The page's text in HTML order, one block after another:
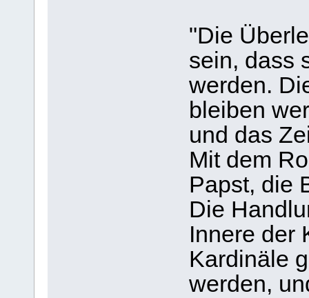
"Die
sein, dass
werden.
bleiben
und das
Mit dem
Papst, die
Die
Innere der
Kardinäle
werden,